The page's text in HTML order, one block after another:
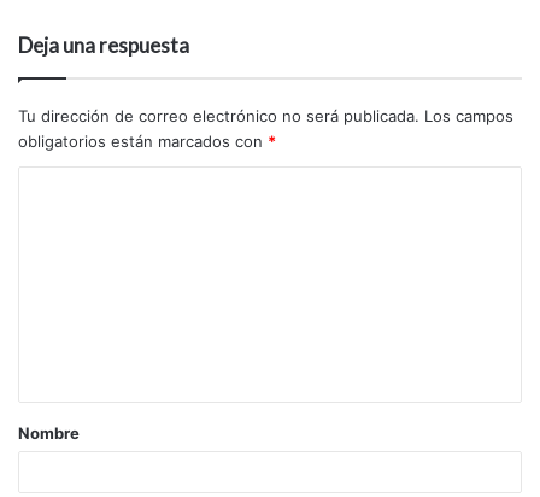
Deja una respuesta
Tu dirección de correo electrónico no será publicada. Los campos
obligatorios están marcados con *
Nombre